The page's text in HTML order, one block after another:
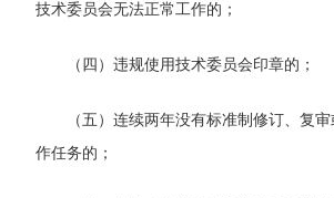
技术委员会无法正常工作的；
（四）违规使用技术委员会印章的；
（五）连续两年没有标准制修订、复
作任务的；